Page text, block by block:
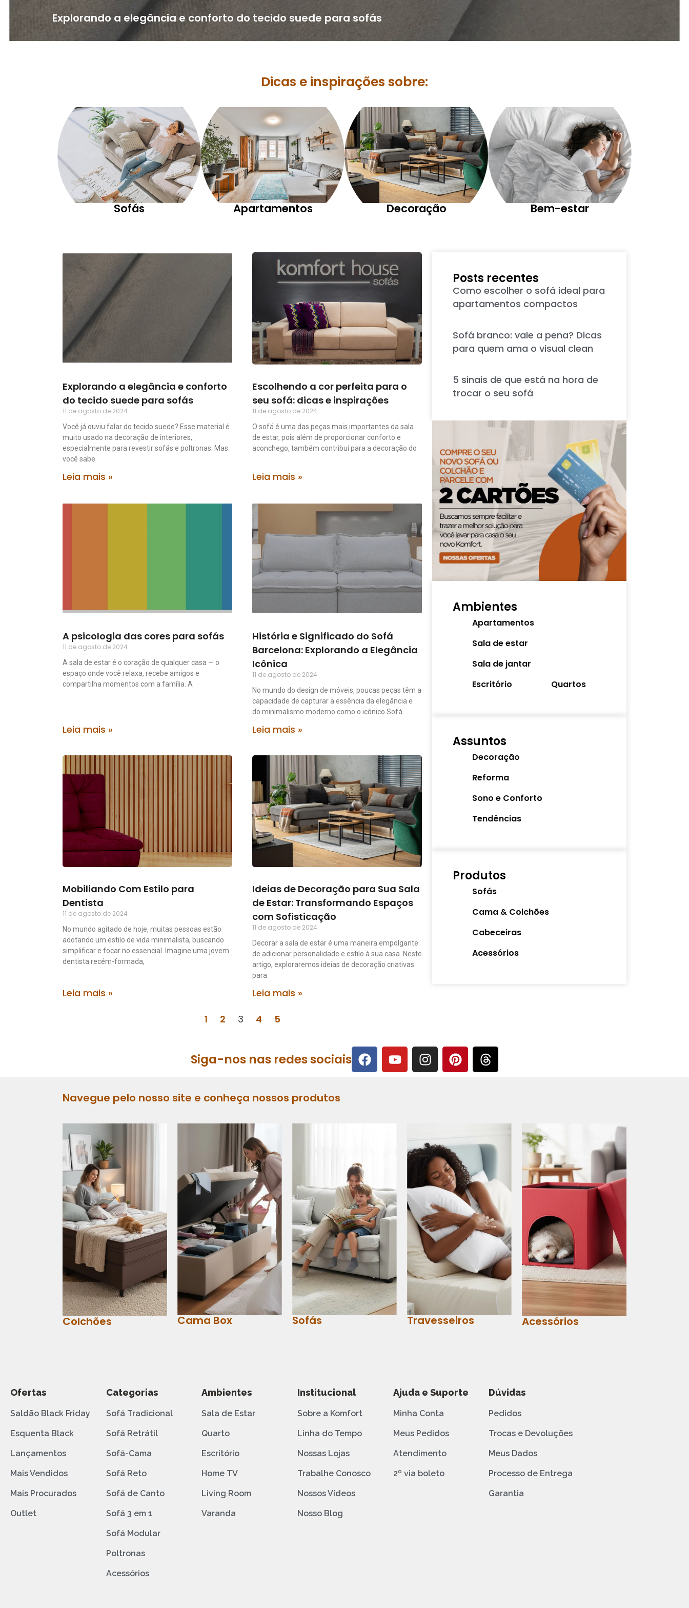
Explorando a elegância e conforto do tecido suede para sofás
Dicas e inspirações sobre:
Sofás Apartamentos Decoração Bem-estar
Explorando a elegância e conforto
do tecido suede para sofás
11 de agosto de 2024
Você já ouviu falar do tecido suede? Esse material é
muito usado na decoração de interiores,
especialmente para revestir sofás e poltronas. Mas
você sabe
Leia mais »
Escolhendo a cor perfeita para o
seu sofá: dicas e inspirações
11 de agosto de 2024
O sofá é uma das peças mais importantes da sala
de estar, pois além de proporcionar conforto e
aconchego, também contribui para a decoração do
Leia mais »
A psicologia das cores para sofás
11 de agosto de 2024
A sala de estar é o coração de qualquer casa — o
espaço onde você relaxa, recebe amigos e
compartilha momentos com a família. A
Leia mais »
História e Significado do Sofá
Barcelona: Explorando a Elegância
Icônica
11 de agosto de 2024
No mundo do design de móveis, poucas peças têm a
capacidade de capturar a essência da elegância e
do minimalismo moderno como o icônico Sofá
Leia mais »
Mobiliando Com Estilo para
Dentista
11 de agosto de 2024
No mundo agitado de hoje, muitas pessoas estão
adotando um estilo de vida minimalista, buscando
simplificar e focar no essencial. Imagine uma jovem
dentista recém-formada,
Leia mais »
Ideias de Decoração para Sua Sala
de Estar: Transformando Espaços
com Sofisticação
11 de agosto de 2024
Decorar a sala de estar é uma maneira empolgante
de adicionar personalidade e estilo à sua casa. Neste
artigo, exploraremos ideias de decoração criativas
para
Leia mais »
1 2 3 4 5
Posts recentes
Como escolher o sofá ideal para
apartamentos compactos
Sofá branco: vale a pena? Dicas
para quem ama o visual clean
5 sinais de que está na hora de
trocar o seu sofá
Ambientes
Apartamentos
Sala de estar
Sala de jantar
Escritório
Quartos
Assuntos
Decoração
Reforma
Sono e Conforto
Tendências
Produtos
Sofás
Cama & Colchões
Cabeceiras
Acessórios
Siga-nos nas redes sociais
Navegue pelo nosso site e conheça nossos produtos
Colchões Cama Box Sofás Travesseiros Acessórios
Ofertas
Saldão Black Friday
Esquenta Black
Lançamentos
Mais Vendidos
Mais Procurados
Outlet
Categorias
Sofá Tradicional
Sofá Retrátil
Sofá-Cama
Sofá Reto
Sofá de Canto
Sofá 3 em 1
Sofá Modular
Poltronas
Acessórios
Ambientes
Sala de Estar
Quarto
Escritório
Home TV
Living Room
Varanda
Institucional
Sobre a Komfort
Linha do Tempo
Nossas Lojas
Trabalhe Conosco
Nossos Vídeos
Nosso Blog
Ajuda e Suporte
Minha Conta
Meus Pedidos
Atendimento
2º via boleto
Dúvidas
Pedidos
Trocas e Devoluções
Meus Dados
Processo de Entrega
Garantia